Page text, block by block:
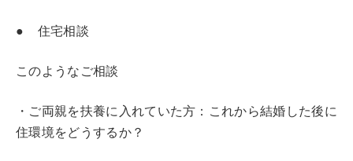
● 住宅相談
このようなご相談
・ご両親を扶養に入れていた方：これから結婚した後に
住環境をどうするか？